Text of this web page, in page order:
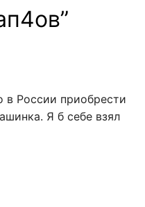
”
в России приобрести
Я б себе взял